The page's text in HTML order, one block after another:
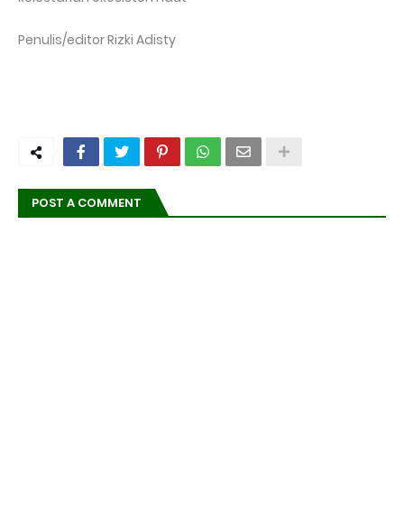
Penulis/editor Rizki Adisty
POST A COMMENT